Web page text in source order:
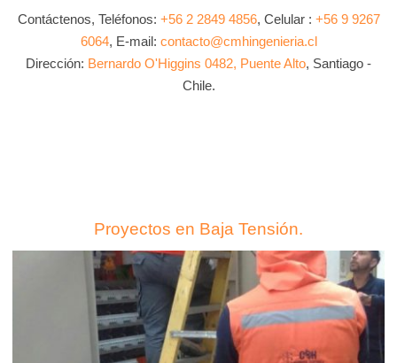
Contáctenos, Teléfonos: +56 2 2849 4856, Celular : +56 9 9267
6064, E-mail: contacto@cmhingenieria.cl
Dirección: Bernardo O'Higgins 0482, Puente Alto, Santiago -
Chile.
Proyectos en Baja Tensión.